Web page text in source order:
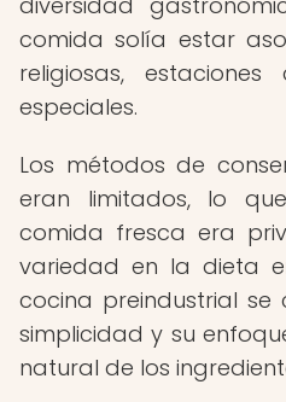
comida solía estar
religiosas,
especiales.
Los métodos de
eran limitados, lo
comida fresca era
variedad en la dieta
cocina preindustrial
simplicidad y su
natural de los